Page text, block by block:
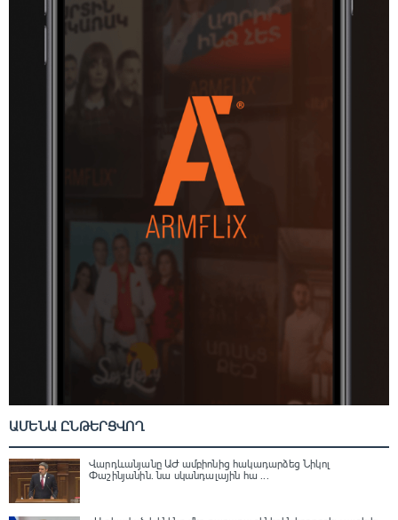
ԱՄԵՆԱ ԸՆԹԵՐՑՎՈՂ
Վարդևանյանը ԱԺ ամբիոնից հակադարձեց Նիկոլ
Փաշինյանին․ նա սկանդալային հա ...